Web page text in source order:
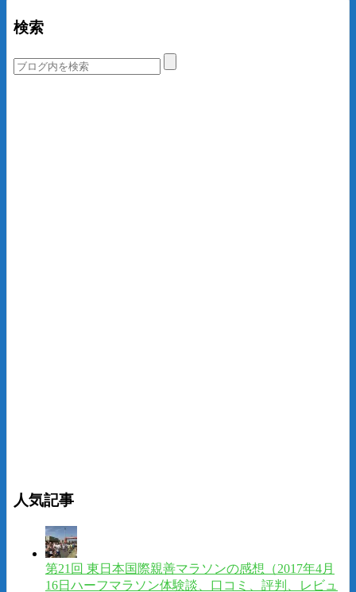
検索
人気記事
第21回 東日本国際親善マラソンの感想（2017年4月
16日ハーフマラソン体験談、口コミ、評判、レビュ